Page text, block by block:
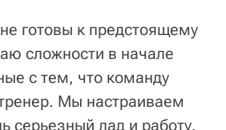
готовы к предстоящему
сложности в начале
с тем, что команду
Мы настраиваем
серьезный лад и работу.